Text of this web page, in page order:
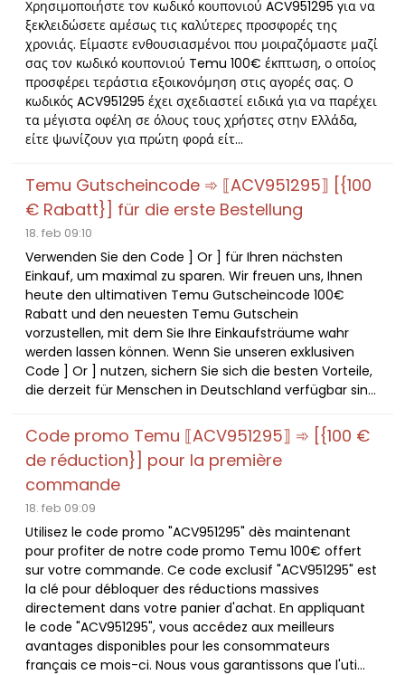
Χρησιμοποιήστε τον κωδικό κουπονιού ACV951295 για να
ξεκλειδώσετε αμέσως τις καλύτερες προσφορές της
χρονιάς. Είμαστε ενθουσιασμένοι που μοιραζόμαστε μαζί
σας τον κωδικό κουπονιού Temu 100€ έκπτωση, ο οποίος
προσφέρει τεράστια εξοικονόμηση στις αγορές σας. Ο
κωδικός ACV951295 έχει σχεδιαστεί ειδικά για να παρέχει
τα μέγιστα οφέλη σε όλους τους χρήστες στην Ελλάδα,
είτε ψωνίζουν για πρώτη φορά είτ...
Temu Gutscheincode ➾ ⟦ACV951295⟧ [{100
€ Rabatt}] für die erste Bestellung
18. feb 09:10
Verwenden Sie den Code ] Or ] für Ihren nächsten
Einkauf, um maximal zu sparen. Wir freuen uns, Ihnen
heute den ultimativen Temu Gutscheincode 100€
Rabatt und den neuesten Temu Gutschein
vorzustellen, mit dem Sie Ihre Einkaufsträume wahr
werden lassen können. Wenn Sie unseren exklusiven
Code ] Or ] nutzen, sichern Sie sich die besten Vorteile,
die derzeit für Menschen in Deutschland verfügbar sin...
Code promo Temu ⟦ACV951295⟧ ➾ [{100 €
de réduction}] pour la première
commande
18. feb 09:09
Utilisez le code promo "ACV951295" dès maintenant
pour profiter de notre code promo Temu 100€ offert
sur votre commande. Ce code exclusif "ACV951295" est
la clé pour débloquer des réductions massives
directement dans votre panier d'achat. En appliquant
le code "ACV951295", vous accédez aux meilleurs
avantages disponibles pour les consommateurs
français ce mois-ci. Nous vous garantissons que l'uti...